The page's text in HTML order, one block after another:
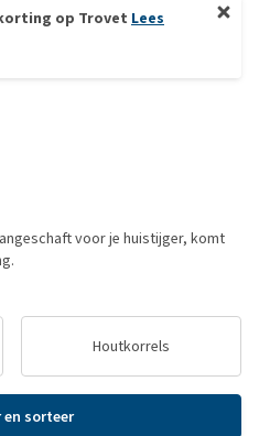
op Trovet Lees
voor je huistijger, komt
Houtkorrels
en sorteer